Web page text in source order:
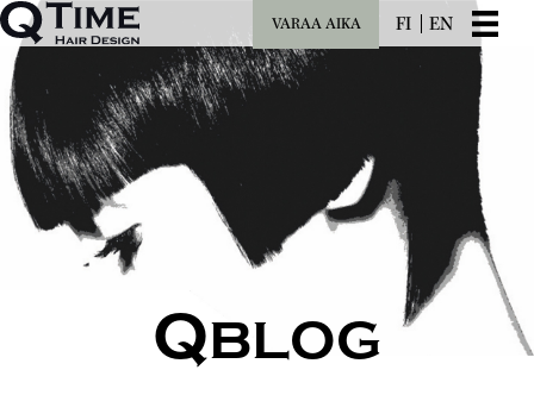
VARAA AIKA FI EN
QBLOG